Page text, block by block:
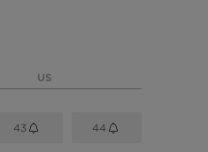
US
43 44